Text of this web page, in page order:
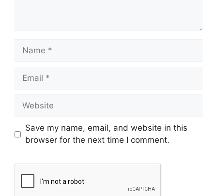
Save my name, email, and website in this
browser for the next time I comment.